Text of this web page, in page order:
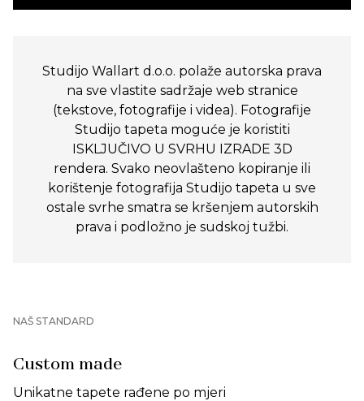
Studijo Wallart d.o.o. polaže autorska prava
na sve vlastite sadržaje web stranice
(tekstove, fotografije i videa). Fotografije
Studijo tapeta moguće je koristiti
ISKLJUČIVO U SVRHU IZRADE 3D
rendera. Svako neovlašteno kopiranje ili
korištenje fotografija Studijo tapeta u sve
ostale svrhe smatra se kršenjem autorskih
prava i podložno je sudskoj tužbi.
NAŠ STANDARD
Custom made
Unikatne tapete rađene po mjeri